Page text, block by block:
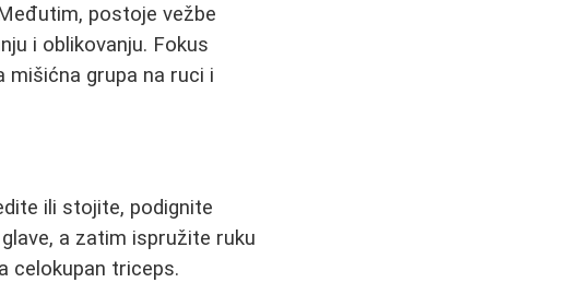
postoje vežbe
i oblikovanju. Fokus
mišićna grupa na ruci i
ili stojite, podignite
a zatim ispružite ruku
celokupan triceps.